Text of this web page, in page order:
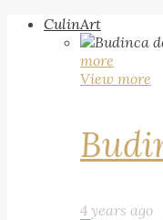
CulinArt
more
View more
4 years ago